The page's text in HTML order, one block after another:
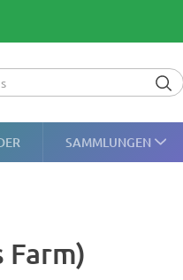
SAMMLUNGEN